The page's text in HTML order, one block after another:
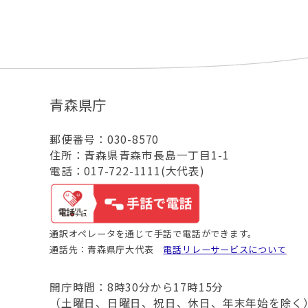
青森県庁
郵便番号：030-8570
住所：青森県青森市長島一丁目1-1
電話：017-722-1111(大代表)
通訳オペレータを通じて手話で電話ができます。
通話先：青森県庁大代表 電話リレーサービスについて
開庁時間：8時30分から17時15分
（土曜日、日曜日、祝日、休日、年末年始を除く